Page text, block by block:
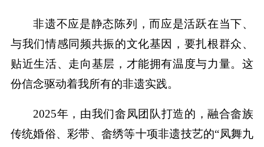
非遗不应是静态陈列，而应是活跃在当下、
与我们情感同频共振的文化基因，要扎根群众、
贴近生活、走向基层，才能拥有温度与力量。这
份信念驱动着我所有的非遗实践。
2025年，由我们畲凤团队打造的，融合畲族
传统婚俗、彩带、畲绣等十项非遗技艺的“凤舞九